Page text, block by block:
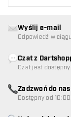
Wyślij e-mail
Odpowiedź w
Czat z
Czat jest
Zadzwoń do
Dostępny od